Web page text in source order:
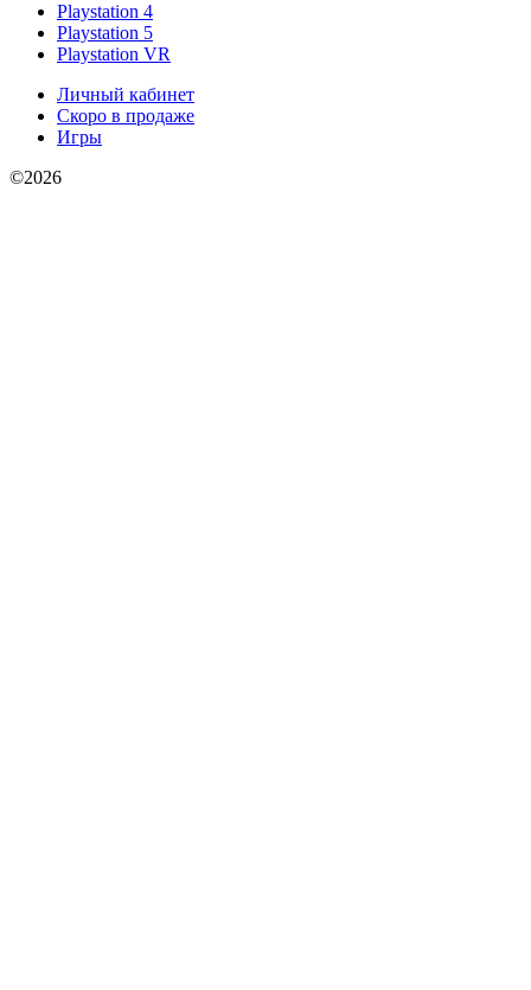
Playstation 4
Playstation 5
Playstation VR
Личный кабинет
Скоро в продаже
Игры
©2026